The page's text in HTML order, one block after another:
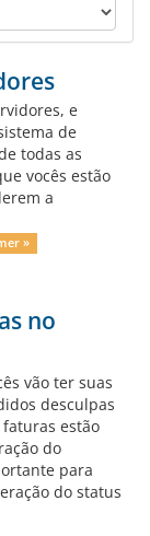
e
de
todas as
vocês estão
a
»
no
vão ter suas
desculpas
estão
do
para
do status